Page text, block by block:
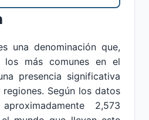
una denominación que,
más comunes en el
presencia significativa
Según los datos
2,573